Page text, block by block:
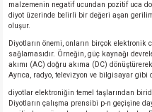
malzemenin negatif ucundan pozitif uca
diyot üzerinde belirli bir değeri aşan
oluşur.
Diyotların önemi, onların birçok elektronik
sağlamasıdır. Örneğin, güç kaynağı
akımı (AC) doğru akıma (DC)
Ayrıca, radyo, televizyon ve bilgisayar gibi
diyotlar elektroniğin temel taşlarından
Diyotların çalışma prensibi p-n geçişine